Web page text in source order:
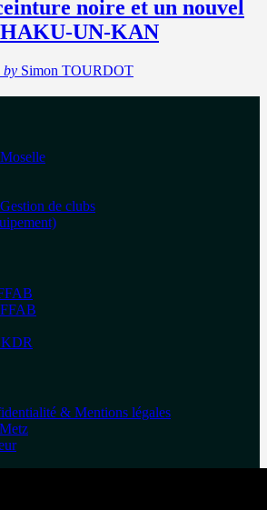
noire et un nouvel
HAKU-UN-KAN
by Simon TOURDOT
de clubs
& Mentions légales